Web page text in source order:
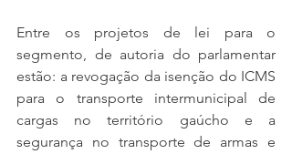
Entre os projetos de lei para o
segmento, de autoria do parlamentar
estão: a revogação da isenção do ICMS
para o transporte intermunicipal de
cargas no território gaúcho e a
segurança no transporte de armas e